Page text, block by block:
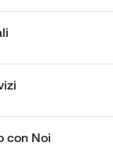
con Noi